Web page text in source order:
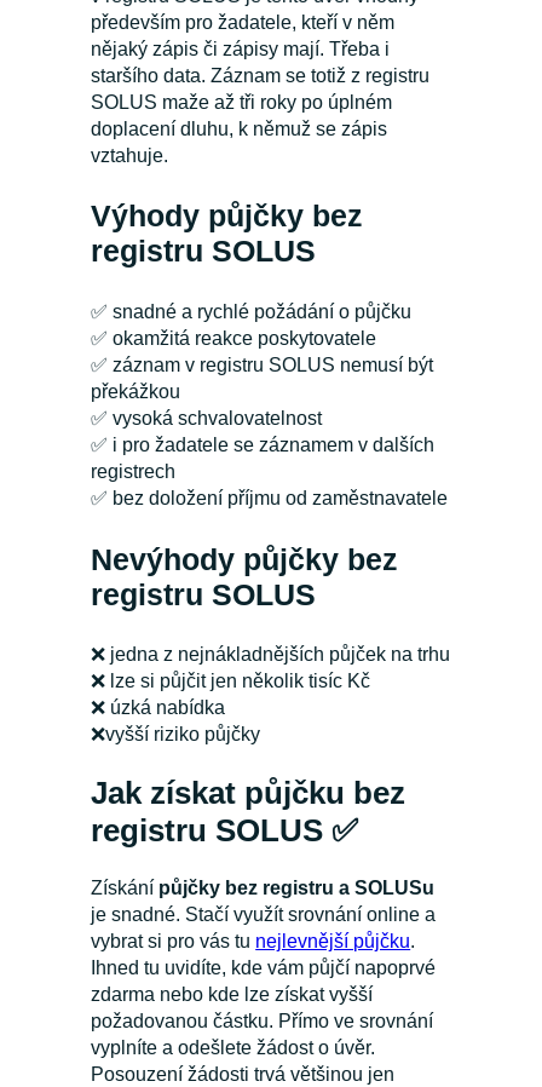
především pro žadatele, kteří v něm
nějaký zápis či zápisy mají. Třeba i
staršího data. Záznam se totiž z registru
SOLUS maže až tři roky po úplném
doplacení dluhu, k němuž se zápis
vztahuje.
Výhody půjčky bez
registru SOLUS
✅ snadné a rychlé požádání o půjčku
✅ okamžitá reakce poskytovatele
✅ záznam v registru SOLUS nemusí být
překážkou
✅ vysoká schvalovatelnost
✅ i pro žadatele se záznamem v dalších
registrech
✅ bez doložení příjmu od zaměstnavatele
Nevýhody půjčky bez
registru SOLUS
❌ jedna z nejnákladnějších půjček na trhu
❌ lze si půjčit jen několik tisíc Kč
❌ úzká nabídka
❌vyšší riziko půjčky
Jak získat půjčku bez
registru SOLUS ✅
Získání půjčky bez registru a SOLUSu
je snadné. Stačí využít srovnání online a
vybrat si pro vás tu nejlevnější půjčku.
Ihned tu uvidíte, kde vám půjčí napoprvé
zdarma nebo kde lze získat vyšší
požadovanou částku. Přímo ve srovnání
vyplníte a odešlete žádost o úvěr.
Posouzení žádosti trvá většinou jen